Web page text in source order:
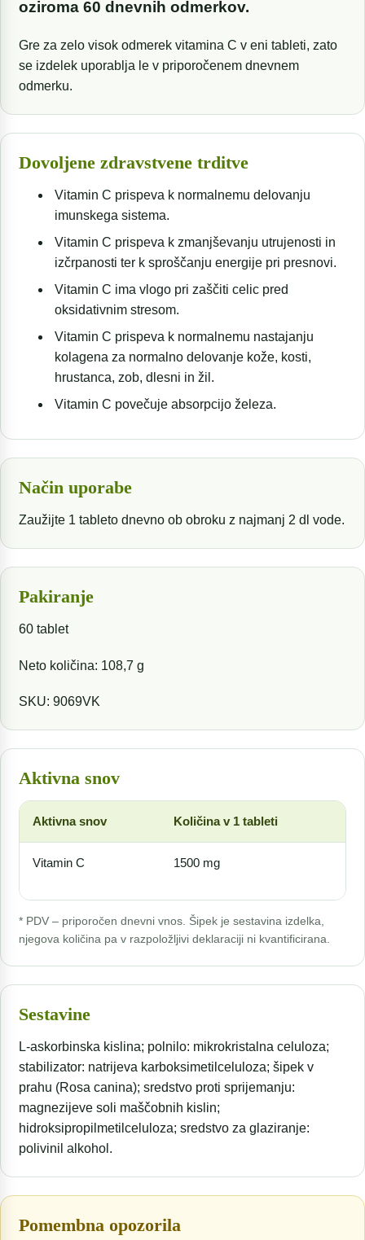
oziroma 60 dnevnih odmerkov.
Gre za zelo visok odmerek vitamina C v eni tableti, zato
se izdelek uporablja le v priporočenem dnevnem
odmerku.
Dovoljene zdravstvene trditve
Vitamin C prispeva k normalnemu delovanju
imunskega sistema.
Vitamin C prispeva k zmanjševanju utrujenosti in
izčrpanosti ter k sproščanju energije pri presnovi.
Vitamin C ima vlogo pri zaščiti celic pred
oksidativnim stresom.
Vitamin C prispeva k normalnemu nastajanju
kolagena za normalno delovanje kože, kosti,
hrustanca, zob, dlesni in žil.
Vitamin C povečuje absorpcijo železa.
Način uporabe
Zaužijte 1 tableto dnevno ob obroku z najmanj 2 dl vode.
Pakiranje
60 tablet
Neto količina: 108,7 g
SKU: 9069VK
Aktivna snov
Aktivna snov Količina v 1 tableti
Vitamin C 1500 mg
* PDV – priporočen dnevni vnos. Šipek je sestavina izdelka,
njegova količina pa v razpoložljivi deklaraciji ni kvantificirana.
Sestavine
L-askorbinska kislina; polnilo: mikrokristalna celuloza;
stabilizator: natrijeva karboksimetilceluloza; šipek v
prahu (Rosa canina); sredstvo proti sprijemanju:
magnezijeve soli maščobnih kislin;
hidroksipropilmetilceluloza; sredstvo za glaziranje:
polivinil alkohol.
Pomembna opozorila